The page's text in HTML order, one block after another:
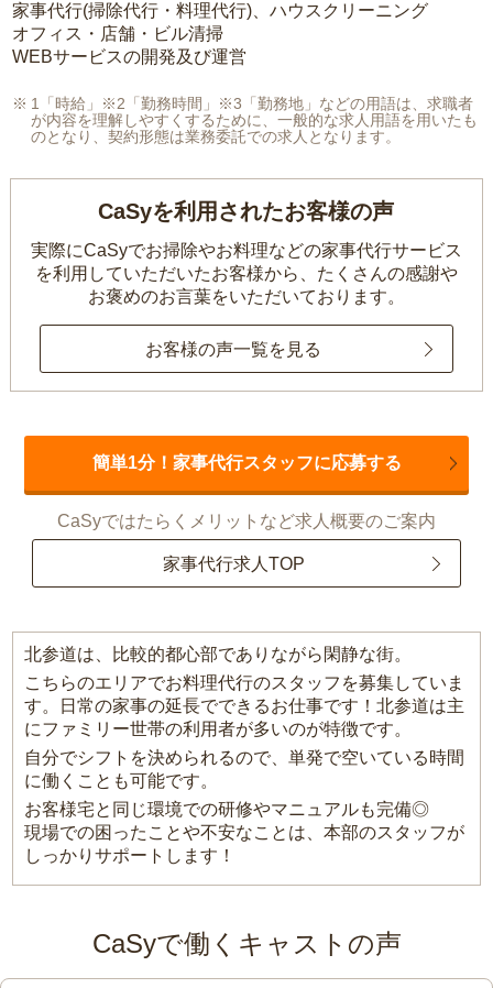
家事代行(掃除代行・料理代行)、ハウスクリーニング
オフィス・店舗・ビル清掃
WEBサービスの開発及び運営
1「時給」※2「勤務時間」※3「勤務地」などの用語は、求職者
が内容を理解しやすくするために、一般的な求人用語を用いたも
のとなり、契約形態は業務委託での求人となります。
CaSyを利用されたお客様の声
実際にCaSyでお掃除やお料理などの家事代行サービス
を利用していただいたお客様から、 たくさんの感謝や
お褒めのお言葉をいただいております。
お客様の声一覧を見る
簡単1分！家事代行スタッフに応募する
CaSyではたらくメリットなど求人概要のご案内
家事代行求人TOP
北参道は、比較的都心部でありながら閑静な街。
こちらのエリアでお料理代行のスタッフを募集していま
す。日常の家事の延長でできるお仕事です！北参道は主
にファミリー世帯の利用者が多いのが特徴です。
自分でシフトを決められるので、単発で空いている時間
に働くことも可能です。
お客様宅と同じ環境での研修やマニュアルも完備◎
現場での困ったことや不安なことは、本部のスタッフが
しっかりサポートします！
CaSyで働くキャストの声